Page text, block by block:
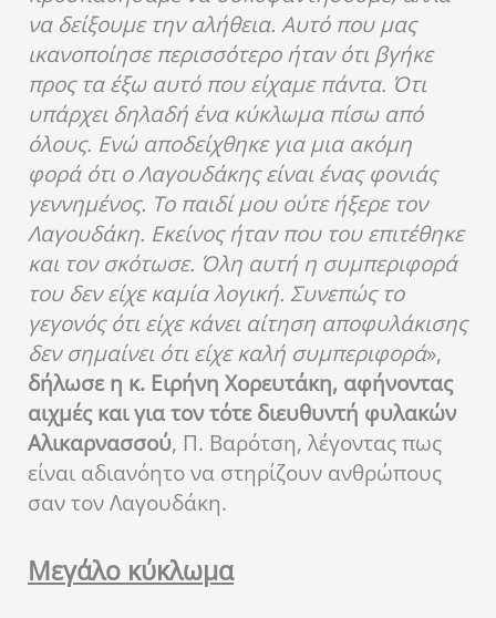
να δείξουμε την αλήθεια. Αυτό που μας
ικανοποίησε περισσότερο ήταν ότι βγήκε
προς τα έξω αυτό που είχαμε πάντα. Ότι
υπάρχει δηλαδή ένα κύκλωμα πίσω από
όλους. Ενώ αποδείχθηκε για μια ακόμη
φορά ότι ο Λαγουδάκης είναι ένας φονιάς
γεννημένος. Το παιδί μου ούτε ήξερε τον
Λαγουδάκη. Εκείνος ήταν που του επιτέθηκε
και τον σκότωσε. Όλη αυτή η συμπεριφορά
του δεν είχε καμία λογική. Συνεπώς το
γεγονός ότι είχε κάνει αίτηση αποφυλάκισης
δεν σημαίνει ότι είχε καλή συμπεριφορά»,
δήλωσε η κ. Ειρήνη Χορευτάκη, αφήνοντας
αιχμές και για τον τότε διευθυντή φυλακών
Αλικαρνασσού, Π. Βαρότση, λέγοντας πως
είναι αδιανόητο να στηρίζουν ανθρώπους
σαν τον Λαγουδάκη.
Μεγάλο κύκλωμα